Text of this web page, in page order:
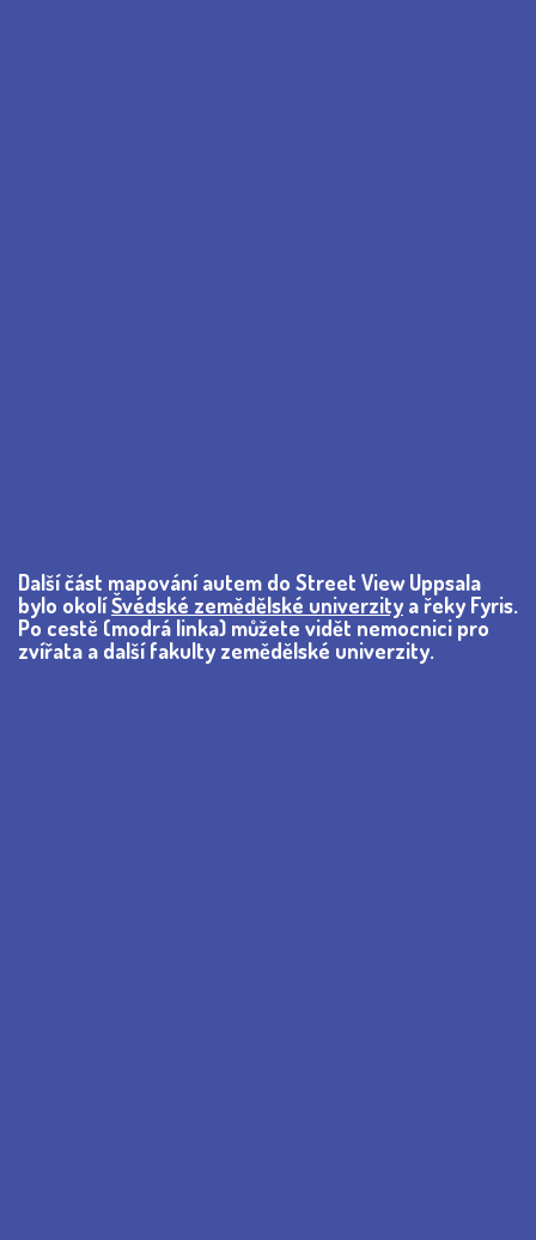
Další část mapování autem do Street View Uppsala
bylo okolíŠvédské zemědělské univerzity a řeky Fyris.
Po cestě (modrá linka) můžete vidět nemocnici pro
zvířata a další fakulty zemědělské univerzity.